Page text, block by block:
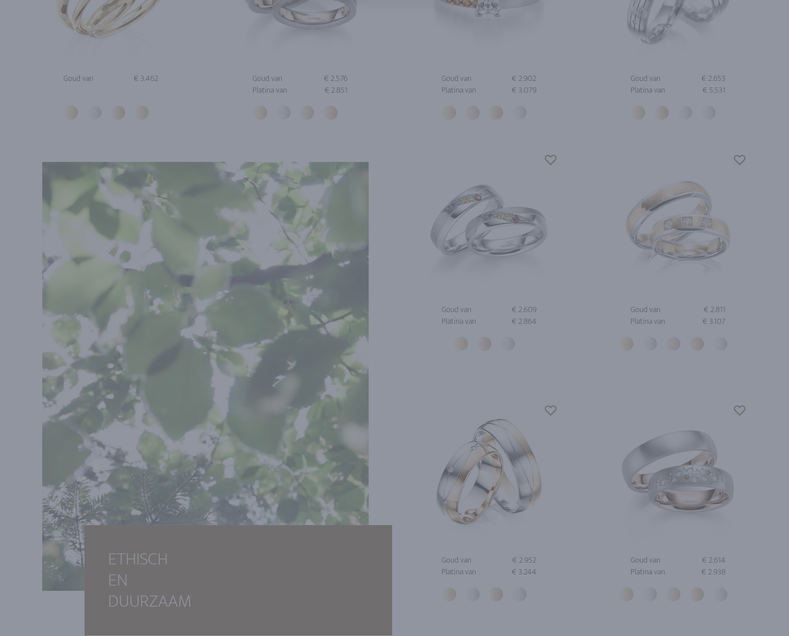
Goud van € 3.462 Goud van
€ 2.576
Platina van
€ 2.851
Goud van
€ 2.902
Platina van
€ 3.079
Goud van
€ 2.653
Platina van
€ 5.531
ETHISCH
EN
DUURZAAM
Goud van
€ 2.609
Platina van
€ 2.864
Goud van
€ 2.811
Platina van
€ 3.107
Goud van
€ 2.952
Platina van
€ 3.244
Goud van
€ 2.614
Platina van
€ 2.938